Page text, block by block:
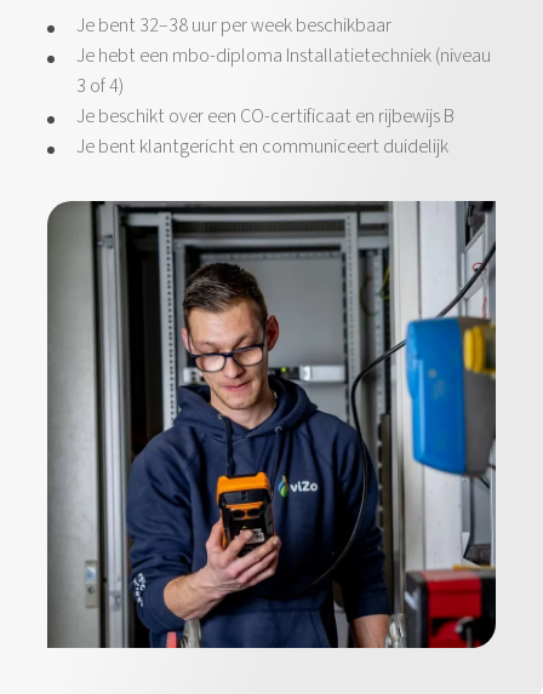
Je bent 32–38 uur per week beschikbaar
Je hebt een mbo-diploma Installatietechniek (niveau
3 of 4)
Je beschikt over een CO-certificaat en rijbewijs B
Je bent klantgericht en communiceert duidelijk